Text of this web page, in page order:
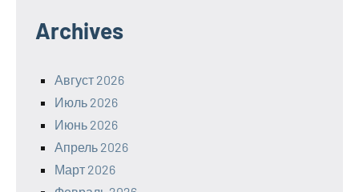
Archives
Август 2026
Июль 2026
Июнь 2026
Апрель 2026
Март 2026